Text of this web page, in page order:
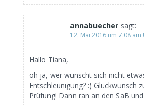
annabuecher sagt:
12. Mai 2016 um 7:08 am
Hallo Tiana,
oh ja, wer wünscht sich nicht
Entschleunigung? :) Glückwunsch
Prüfung! Dann ran an den SaB